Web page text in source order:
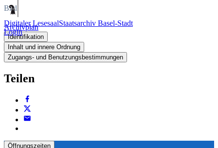
Digitaler LesesaalStaatsarchiv Basel-Stadt
Login
Bild
Archivplan
Identifikation
Inhalt und innere Ordnung
Zugangs- und Benutzungsbestimmungen
Teilen
Öffnungszeiten